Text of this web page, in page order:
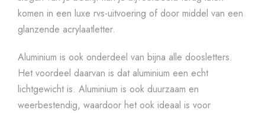
komen in een luxe rvs-uitvoering of door middel van een
glanzende acrylaatletter.
Aluminium is ook onderdeel van bijna alle doosletters.
Het voordeel daarvan is dat aluminium een echt
lichtgewicht is. Aluminium is ook duurzaam en
weerbestendig, waardoor het ook ideaal is voor